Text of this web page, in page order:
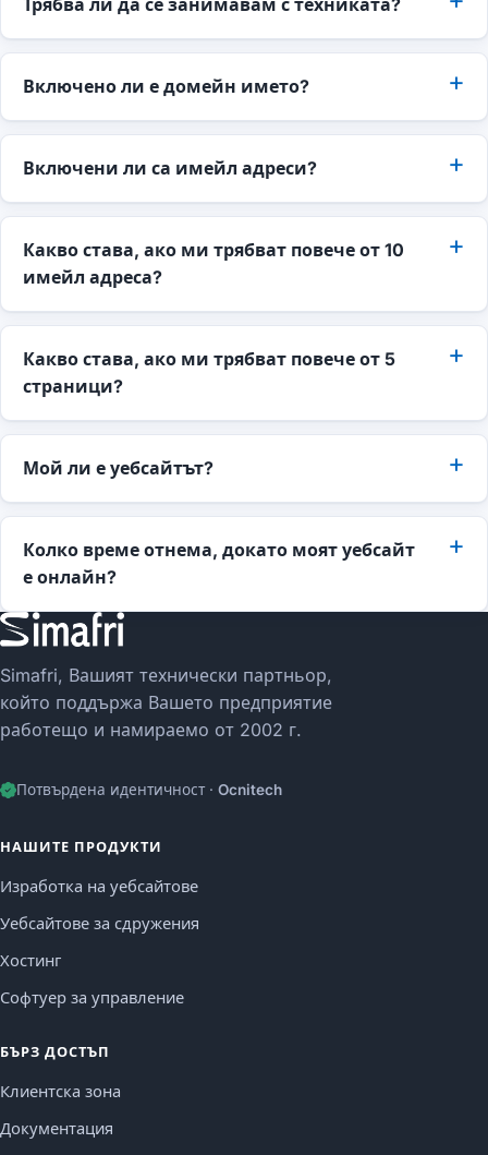
Трябва ли да се занимавам с техниката?
Включено ли е домейн името?
Включени ли са имейл адреси?
Какво става, ако ми трябват повече от 10
имейл адреса?
Какво става, ако ми трябват повече от 5
страници?
Мой ли е уебсайтът?
Колко време отнема, докато моят уебсайт
е онлайн?
Simafri, Вашият технически партньор,
който поддържа Вашето предприятие
работещо и намираемо от 2002 г.
Потвърдена идентичност · Ocnitech
НАШИТЕ ПРОДУКТИ
Изработка на уебсайтове
Уебсайтове за сдружения
Хостинг
Софтуер за управление
БЪРЗ ДОСТЪП
Клиентска зона
Документация